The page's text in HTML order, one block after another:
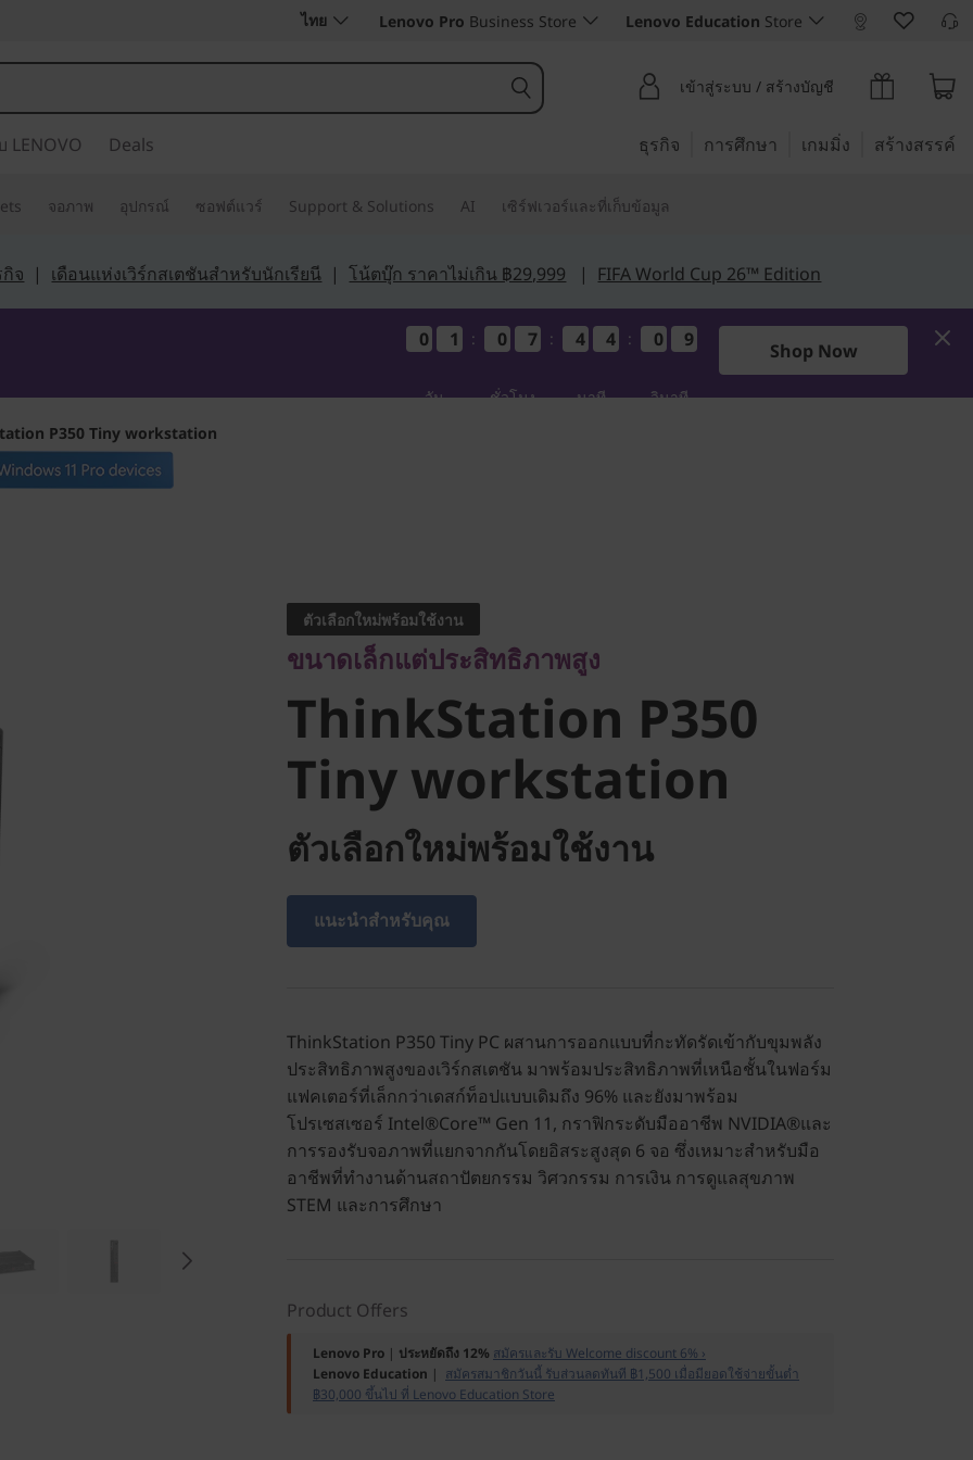
ไทย Lenovo Pro Business Store Lenovo Education Store
เข้าสู่ระบบ / สร้างบัญชี
LENOVO Deals ธุรกิจ การศึกษา เกมมิ่ง สร้างสรรค์
จอภาพ อุปกรณ์ ซอฟต์แวร์ Support & Solutions AI เซิร์ฟเวอร์และที่เก็บข้อมูล
จ | เดือนแห่งเวิร์กสเตชันสำหรับนักเรียนี |โน้ตบุ๊ก ราคาไม่เกิน ฿29,999 | FIFA World Cup 26™ Edition
0
0
0
0 1
1
1
1
วัน
: 0
0
0
0 7
7
7
7
ชั่วโมง
: 4
4
4
4 4
4
4
4
นาที
: 0
0
0
0 8
7
8
7
วินาที
Shop Now
P350 Tiny workstation
ThinkStation P350
Tiny workstation
ตัวเลือกใหม่พร้อมใช้งาน
ขนาดเล็กแต่ประสิทธิภาพสูง
ThinkStation P350
Tiny workstation
ตัวเลือกใหม่พร้อมใช้งาน
แนะนำสำหรับคุณ
ThinkStation P350 Tiny PC ผสานการออกแบบที่กะทัดรัดเข้ากับขุมพลัง
ประสิทธิภาพสูงของเวิร์กสเตชัน มาพร้อมประสิทธิภาพที่เหนือชั้นในฟอร์ม
แฟคเตอร์ที่เล็กกว่าเดสก์ท็อปแบบเดิมถึง 96% และยังมาพร้อม
โปรเซสเซอร์ Intel®Core™ Gen 11, กราฟิกระดับมืออาชีพ NVIDIA®และ
การรองรับจอภาพที่แยกจากกันโดยอิสระสูงสุด 6 จอ ซึ่งเหมาะสำหรับมือ
อาชีพที่ทำงานด้านสถาปัตยกรรม วิศวกรรม การเงิน การดูแลสุขภาพ
STEM และการศึกษา
Product Offers
Lenovo Pro | ประหยัดถึง 12% สมัครและรับ Welcome discount 6% ›
Lenovo Education | สมัครสมาชิกวันนี้ รับส่วนลดทันที ฿1,500 เมื่อมียอดใช้จ่ายขั้นต่ำ
฿30,000 ขึ้นไป ที่ Lenovo Education Store